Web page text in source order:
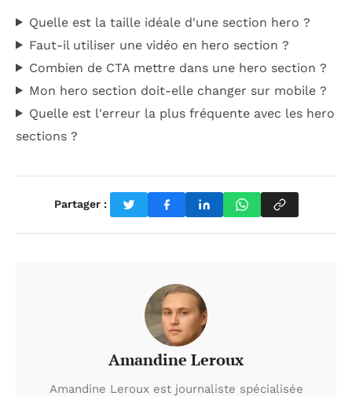
Quelle est la taille idéale d'une section hero ?
Faut-il utiliser une vidéo en hero section ?
Combien de CTA mettre dans une hero section ?
Mon hero section doit-elle changer sur mobile ?
Quelle est l'erreur la plus fréquente avec les hero
sections ?
Partager :
Amandine Leroux
Amandine Leroux est journaliste spécialisée